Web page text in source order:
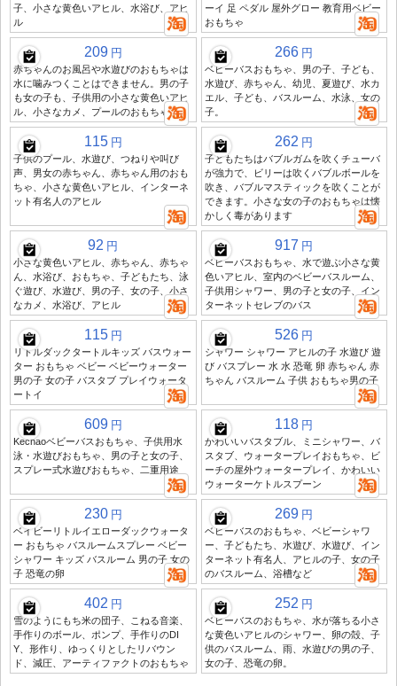
子、小さな黄色いアヒル、水浴び、アヒ
ル
ーイ 足 ペダル 屋外グロー 教育用ベビー
おもちゃ
209 円
赤ちゃんのお風呂や水遊びのおもちゃは
水に噛みつくことはできません。男の子
も女の子も、子供用の小さな黄色いアヒ
ル、小さなカメ、プールのおもちゃなど
266 円
ベビーバスおもちゃ、男の子、子ども、
水遊び、赤ちゃん、幼児、夏遊び、水カ
エル、子ども、バスルーム、水泳、女の
子。
115 円
子供のプール、水遊び、つねりや叫び
声、男女の赤ちゃん、赤ちゃん用のおも
ちゃ、小さな黄色いアヒル、インターネ
ット有名人のアヒル
262 円
子どもたちはバブルガムを吹くチューバ
が強力で、ビリーは吹くバブルボールを
吹き、バブルマスティックを吹くことが
できます。小さな女の子のおもちゃは懐
かしく毒があります
92 円
小さな黄色いアヒル、赤ちゃん、赤ちゃ
ん、水浴び、おもちゃ、子どもたち、泳
ぐ遊び、水遊び、男の子、女の子、小さ
なカメ、水浴び、アヒル
917 円
ベビーバスおもちゃ、水で遊ぶ小さな黄
色いアヒル、室内のベビーバスルーム、
子供用シャワー、男の子と女の子、イン
ターネットセレブのバス
115 円
リトルダックタートルキッズ バスウォー
ター おもちゃ ベビー ベビーウォーター
男の子 女の子 バスタブ プレイウォータ
ートイ
526 円
シャワー シャワー アヒルの子 水遊び 遊
び バスプレー 水 水 恐竜 卵 赤ちゃん 赤
ちゃん バスルーム 子供 おもちゃ男の子
609 円
Kechaoベビーバスおもちゃ、子供用水
泳・水遊びおもちゃ、男の子と女の子、
スプレー式水遊びおもちゃ、二重用途
118 円
かわいいバスタブル、ミニシャワー、バ
スタブ、ウォータープレイおもちゃ、ビ
ーチの屋外ウォータープレイ、かわいい
ウォーターケトルスプーン
230 円
ベイビーリトルイエローダックウォータ
ー おもちゃ バスルームスプレー ベビー
シャワー キッズ バスルーム 男の子 女の
子 恐竜の卵
269 円
ベビーバスのおもちゃ、ベビーシャワ
ー、子どもたち、水遊び、水遊び、イン
ターネット有名人、アヒルの子、女の子
のバスルーム、浴槽など
402 円
雪のようにもち米の団子、こねる音楽、
手作りのボール、ポンプ、手作りのDI
Y、形作り、ゆっくりとしたリバウン
ド、減圧、アーティファクトのおもちゃ
252 円
ベビーバスのおもちゃ、水が落ちる小さ
な黄色いアヒルのシャワー、卵の殻、子
供のバスルーム、雨、水遊びの男の子、
女の子、恐竜の卵。